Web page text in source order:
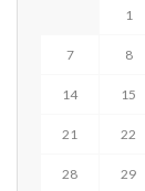
1
7 8
14 15
21 22
28 29